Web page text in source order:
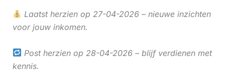
Laatst herzien op 27-04-2026 – nieuwe inzichten
voor jouw inkomen.
Post herzien op 28-04-2026 – blijf verdienen met
kennis.